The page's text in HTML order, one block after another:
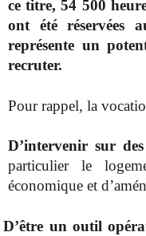
ce titre, 54 500
ont été réservées
représente un
recruter.
Pour rappel, la
D’intervenir sur
particulier le
économique et
D’être un outil